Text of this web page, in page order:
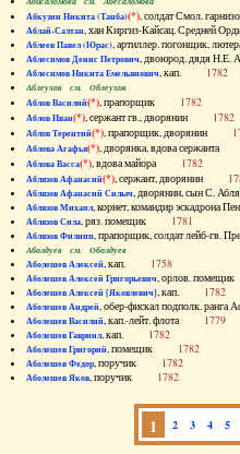
Абкузин Никита (Танба)(*), солдат Смол.
Аблай-Салтан, хан Киргиз-Кайсац. Средней
Аблеев Павел (Юрас), артиллер. погонщик,
Аблесимов Денис Петрович, двоюрод. дядя
Аблесимов Никита Емельянович, кап. 1782
Аблеухов см. Облеухов
Аблов Василий(*), прапорщик 1782
Аблов Иван(*), сержант гв., дворянин 1782
Аблов Терентий(*), прапорщик, дворянин
Аблова Агафья(*), дворянка, вдова сержанта
Аблова Васса(*), вдова майора 1782
Аблязов Афанасий(*), сержант, дворянин
Аблязов Афанасий Силыч, дворянин, сын С.
Аблязов Михаил, корнет, командир эскадрона
Аблязов Сила, ряз. помещик 1781
Аблязов Филипп, прапорщик, солдат лейб-гв.
Аболдуев см. Оболдуев
Аболешев Алексей, кап. 1758
Аболешев Алексей Григорьевич, орлов.
Аболешев Алексей [Яковлевич], кап. 1782
Аболешев Андрей, обер-фискал подполк.
Аболешев Василий, кап.-лейт. флота 1779
Аболешев Гавриил, кап. 1782
Аболешев Григорий, помещик 1782
Аболешев Федор, поручик 1782
Аболешев Яков, поручик 1782
1 2 3 4 5